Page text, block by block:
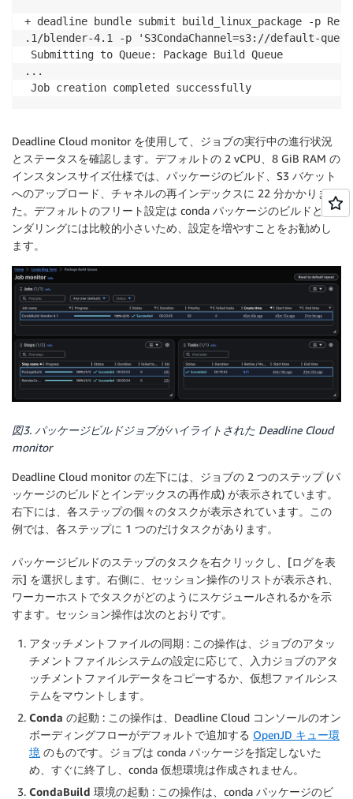
+ deadline bundle submit build_linux_package -p
.1/blender-4.1 -p
Submitting to
...
Deadline Cloud monitor を使用して、ジョブの実行中の進行状況
とステータスを確認します。デフォルトの 2 vCPU、8 GiB RAM の
インスタンスサイズ仕様では、パッケージのビルド、S3 バケット
へのアップロード、チャネルの再インデックスに 22 分かかりまし
た。デフォルトのフリート設定は conda パッケージのビルドとレ
ンダリングには比較的小さいため、設定を増やすことをお勧めし
ます。
図3. パッケージビルドジョブがハイライトされた Deadline Cloud
monitor
Deadline Cloud monitor の左下には、ジョブの 2 つのステップ (パ
ッケージのビルドとインデックスの再作成) が表示されています。
右下には、各ステップの個々のタスクが表示されています。この
例では、各ステップに 1 つのだけタスクがあります。
パッケージビルドのステップのタスクを右クリックし、[ログを表
示] を選択します。右側に、セッション操作のリストが表示され、
ワーカーホストでタスクがどのようにスケジュールされるかを示
すます。セッション操作は次のとおりです。
アタッチメントファイルの同期 : この操作は、ジョブのアタッ
チメントファイルシステムの設定に応じて、入力ジョブのアタ
ッチメントファイルデータをコピーするか、仮想ファイルシス
テムをマウントします。
Conda の起動 : この操作は、Deadline Cloud コンソールのオン
ボーディングフローがデフォルトで追加する OpenJD キュー環
境 のものです。ジョブは conda パッケージを指定しないた
め、すぐに終了し、conda 仮想環境は作成されません。
CondaBuild 環境の起動 : この操作は、conda パッケージのビ